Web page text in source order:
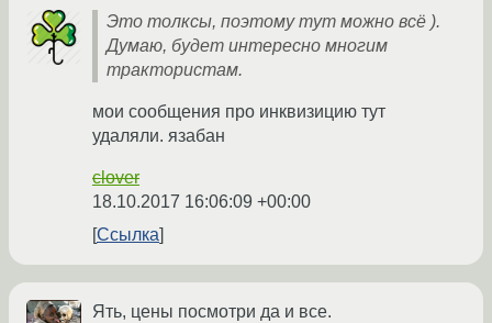
Это толксы, поэтому тут можно всё ).
Думаю, будет интересно многим
трактористам.
мои сообщения про инквизицию тут
удаляли. язабан
clover
18.10.2017 16:06:09 +00:00
Ссылка
Ять, цены посмотри да и все.